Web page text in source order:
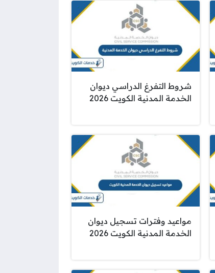
شروط التفرغ الدراسي ديوان
الخدمة المدنية الكويت 2026
مواعيد وفترات تسجيل ديوان
الخدمة المدنية الكويت 2026